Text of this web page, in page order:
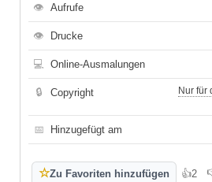
👁 Aufrufe
👁 Drucke
💻 Online-Ausmalungen
🔒 Copyright
Nur für
📅 Hinzugefügt am
☆Zu Favoriten hinzufügen 👍2